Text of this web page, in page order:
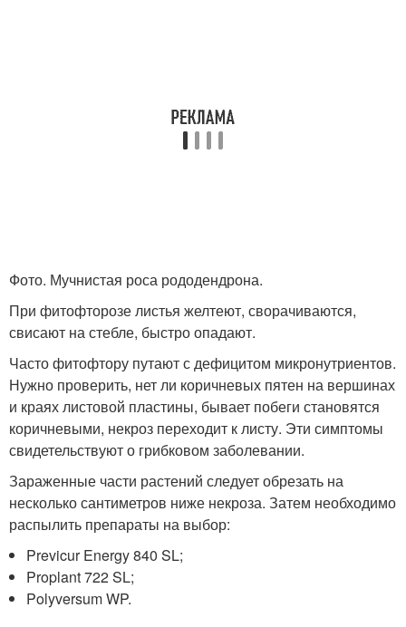
Фото. Мучнистая роса рододендрона.
При фитофторозе листья желтеют, сворачиваются,
свисают на стебле, быстро опадают.
Часто фитофтору путают с дефицитом микронутриентов.
Нужно проверить, нет ли коричневых пятен на вершинах
и краях листовой пластины, бывает побеги становятся
коричневыми, некроз переходит к листу. Эти симптомы
свидетельствуют о грибковом заболевании.
Зараженные части растений следует обрезать на
несколько сантиметров ниже некроза. Затем необходимо
распылить препараты на выбор:
Previcur Energy 840 SL;
Proplant 722 SL;
Polyversum WP.